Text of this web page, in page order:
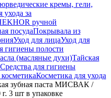
кремы, гели,
ухода за
ручной
посудаПокрывала из
Уход для лицаУход для
гигиены полости
(масляные духи)Тайская
Средства для гигиены
Косметика для ухода
зубная паста МИСВАК /
3 шт в упаковке